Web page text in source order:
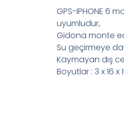
GPS-IPHONE 6
uyumludur,
Gidona monte
Su geçirmeye
Kaymayan dış
Boyutlar : 3 x 16 x